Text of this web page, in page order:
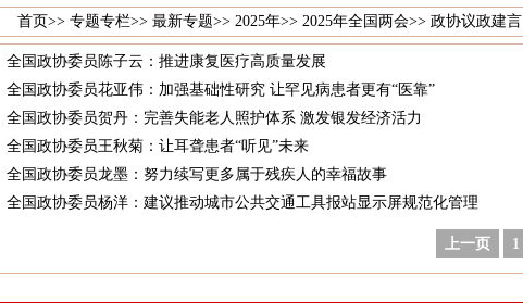
首页>> 专题专栏>> 最新专题>> 2025年>> 2025年全国两会>> 政协议政建言
全国政协委员陈子云：推进康复医疗高质量发展
全国政协委员花亚伟：加强基础性研究 让罕见病患者更有“医靠”
全国政协委员贺丹：完善失能老人照护体系 激发银发经济活力
全国政协委员王秋菊：让耳聋患者“听见”未来
全国政协委员龙墨：努力续写更多属于残疾人的幸福故事
全国政协委员杨洋：建议推动城市公共交通工具报站显示屏规范化管理
上一页 1